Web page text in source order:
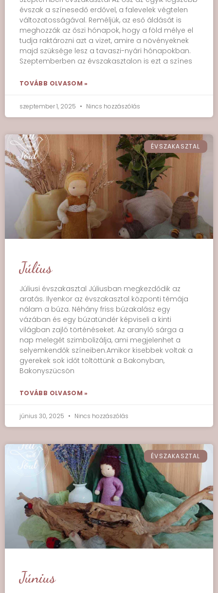
évszak a színesedő erdővel, a falevelek végtelen
változatosságával. Reméljük, az eső áldását is
meghozzák az őszi hónapok, hogy a föld mélye el
tudja raktározni azt a vizet, amire a növényeknek
majd szüksége lesz a tavaszi-nyári hónapokban.
Szeptemberben az évszakasztalon is ezt a színes
TOVÁBB OLVASOM »
szeptember 1, 2025 Nincs hozzászólás
ÉVSZAKASZTAL
Július
Júliusi évszakasztal Júliusban megkezdődik az
aratás. Ilyenkor az évszakasztal központi témája
nálam a búza. Néhány friss búzakalász egy
vázában és egy búzatündér képviseli a kinti
világban zajló történéseket. Az aranyló sárga a
nap melegét szimbolizálja, ami megjelenhet a
selyemkendők színeiben.Amikor kisebbek voltak a
gyerekek sok időt töltöttünk a Bakonyban,
Bakonyszücsön
TOVÁBB OLVASOM »
június 30, 2025 Nincs hozzászólás
ÉVSZAKASZTAL
Június